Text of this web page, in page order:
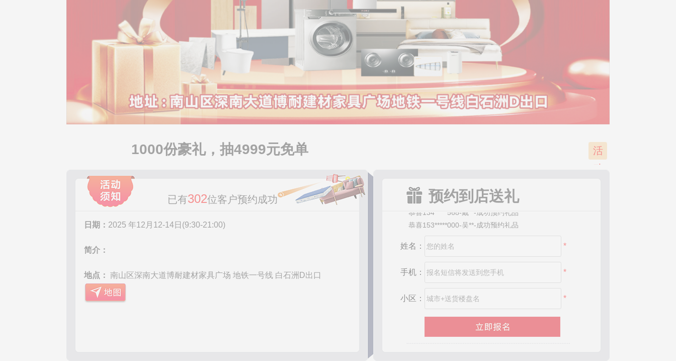
1000份豪礼，抽4999元免单
活
动
已有302位客户预约成功
日期： 2025 年12月12-14日(9:30-21:00)
简介：
地点： 南山区深南大道博耐建材家具广场 地铁一号线 白石洲D出口
预约到店送礼
恭喜158*****840-汤**-成功预约礼品
恭喜187*****929-李**-成功预约礼品
恭喜135*****118-林**-成功预约礼品
恭喜136*****884-李**-成功预约礼品
恭喜186*****139-周**-成功预约礼品
恭喜134*****568-戴**-成功预约礼品
恭喜189*****316-桐**-成功预约礼品
恭喜135*****389-李**-成功预约礼品
恭喜136*****966-姚**-成功预约礼品
恭喜188*****613-M**-成功预约礼品
恭喜135*****888-朱**-成功预约礼品
恭喜159*****855-杜**-成功预约礼品
姓名： *
手机： *
小区： *